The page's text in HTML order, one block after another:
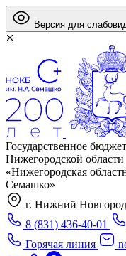
Версия для
Государственное
Нижегородской области
«Нижегородская
Семашко»
г. Нижний
8 (831) 436-40-01
Горячая линия